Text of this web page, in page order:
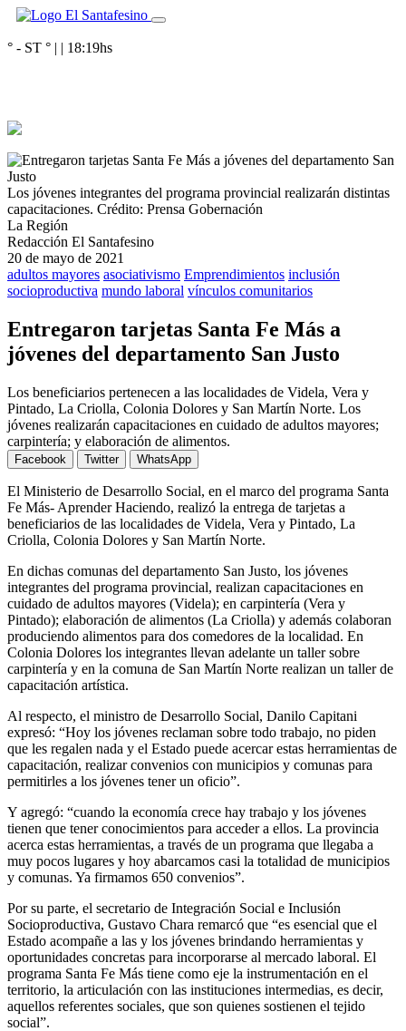
° - ST ° | | 18:19hs
Los jóvenes integrantes del programa provincial realizarán distintas
capacitaciones. Crédito: Prensa Gobernación
La Región
Redacción El Santafesino
20 de mayo de 2021
adultos mayores asociativismo Emprendimientos inclusión
socioproductiva mundo laboral vínculos comunitarios
Entregaron tarjetas Santa Fe Más a
jóvenes del departamento San Justo
Los beneficiarios pertenecen a las localidades de Videla, Vera y
Pintado, La Criolla, Colonia Dolores y San Martín Norte. Los
jóvenes realizarán capacitaciones en cuidado de adultos mayores;
carpintería; y elaboración de alimentos.
Facebook Twitter WhatsApp
El Ministerio de Desarrollo Social, en el marco del programa Santa
Fe Más- Aprender Haciendo, realizó la entrega de tarjetas a
beneficiarios de las localidades de Videla, Vera y Pintado, La
Criolla, Colonia Dolores y San Martín Norte.
En dichas comunas del departamento San Justo, los jóvenes
integrantes del programa provincial, realizan capacitaciones en
cuidado de adultos mayores (Videla); en carpintería (Vera y
Pintado); elaboración de alimentos (La Criolla) y además colaboran
produciendo alimentos para dos comedores de la localidad. En
Colonia Dolores los integrantes llevan adelante un taller sobre
carpintería y en la comuna de San Martín Norte realizan un taller de
capacitación artística.
Al respecto, el ministro de Desarrollo Social, Danilo Capitani
expresó: “Hoy los jóvenes reclaman sobre todo trabajo, no piden
que les regalen nada y el Estado puede acercar estas herramientas de
capacitación, realizar convenios con municipios y comunas para
permitirles a los jóvenes tener un oficio”.
Y agregó: “cuando la economía crece hay trabajo y los jóvenes
tienen que tener conocimientos para acceder a ellos. La provincia
acerca estas herramientas, a través de un programa que llegaba a
muy pocos lugares y hoy abarcamos casi la totalidad de municipios
y comunas. Ya firmamos 650 convenios”.
Por su parte, el secretario de Integración Social e Inclusión
Socioproductiva, Gustavo Chara remarcó que “es esencial que el
Estado acompañe a las y los jóvenes brindando herramientas y
oportunidades concretas para incorporarse al mercado laboral. El
programa Santa Fe Más tiene como eje la instrumentación en el
territorio, la articulación con las instituciones intermedias, es decir,
aquellos referentes sociales, que son quienes sostienen el tejido
social”.